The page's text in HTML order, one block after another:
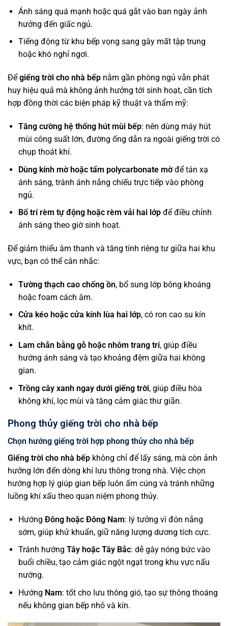
Ánh sáng quá mạnh hoặc quá gắt vào ban ngày ảnh
hưởng đến giấc ngủ.
Tiếng động từ khu bếp vọng sang gây mất tập trung
hoặc khó nghỉ ngơi.
Để giếng trời cho nhà bếp nằm gần phòng ngủ vẫn phát
huy hiệu quả mà không ảnh hưởng tới sinh hoạt, cần tích
hợp đồng thời các biện pháp kỹ thuật và thẩm mỹ:
Tăng cường hệ thống hút mùi bếp: nên dùng máy hút
mùi công suất lớn, đường ống dẫn ra ngoài giếng trời có
chụp thoát khí.
Dùng kính mờ hoặc tấm polycarbonate mờđể tán xạ
ánh sáng, tránh ánh nắng chiếu trực tiếp vào phòng
ngủ.
Bố trí rèm tự động hoặc rèm vải hai lớpđể điều chỉnh
ánh sáng theo giờ sinh hoạt.
Để giảm thiểu âm thanh và tăng tính riêng tư giữa hai khu
vực, bạn có thể cân nhắc:
Tường thạch cao chống ồn, bổ sung lớp bông khoáng
hoặc foam cách âm.
Cửa kéo hoặc cửa kính lùa hai lớp, có ron cao su kín
khít.
Lam chắn bằng gỗ hoặc nhôm trang trí, giúp điều
hướng ánh sáng và tạo khoảng đệm giữa hai không
gian.
Trồng cây xanh ngay dưới giếng trời, giúp điều hòa
không khí, lọc mùi và tăng cảm giác thư giãn.
Phong thủy giếng trời cho nhà bếp
Chọn hướng giếng trời hợp phong thủy cho nhà bếp
Giếng trời cho nhà bếp không chỉ để lấy sáng, mà còn ảnh
hưởng lớn đến dòng khí lưu thông trong nhà. Việc chọn
hướng hợp lý giúp gian bếp luôn ấm cúng và tránh những
luồng khí xấu theo quan niệm phong thủy.
Hướng Đông hoặc Đông Nam: lý tưởng vì đón nắng
sớm, giúp khử khuẩn, giữ năng lượng dương tích cực.
Tránh hướng Tây hoặc Tây Bắc: dễ gây nóng bức vào
buổi chiều, tạo cảm giác ngột ngạt trong khu vực nấu
nướng.
Hướng Nam: tốt cho lưu thông gió, tạo sự thông thoáng
nếu không gian bếp nhỏ và kín.